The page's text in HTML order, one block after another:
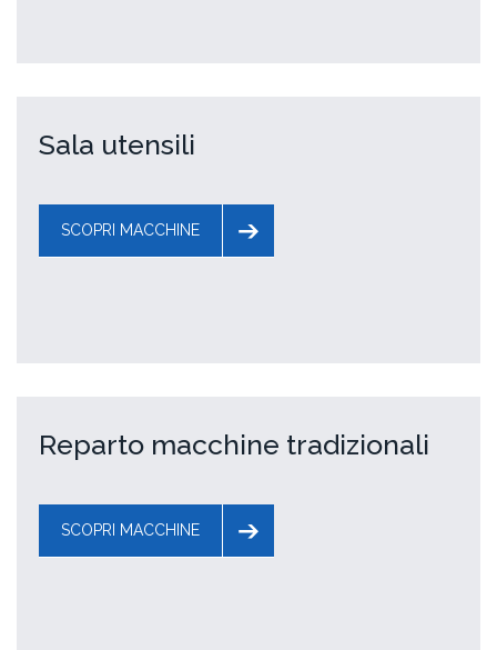
Sala utensili
SCOPRI MACCHINE
Reparto macchine tradizionali
SCOPRI MACCHINE